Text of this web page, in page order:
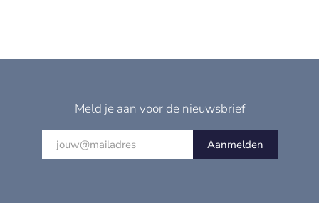
Meld je aan voor de nieuwsbrief
Aanmelden